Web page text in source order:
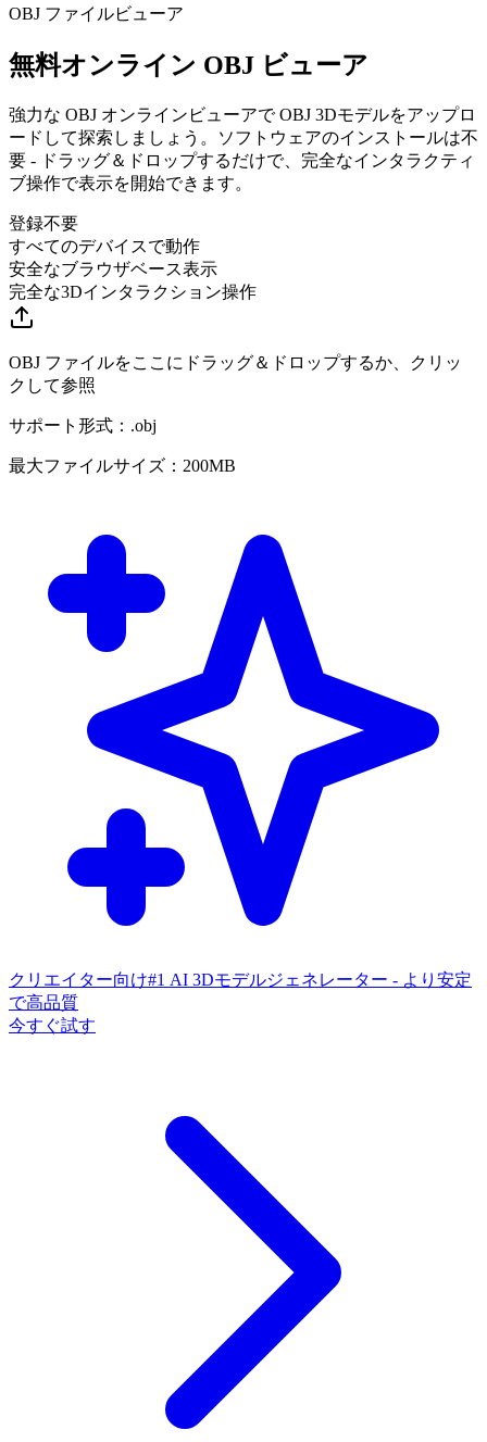
OBJ ファイルビューア
無料オンライン OBJ ビューア
強力な OBJ オンラインビューアで OBJ 3Dモデルをアップロ
ードして探索しましょう。ソフトウェアのインストールは不
要 - ドラッグ＆ドロップするだけで、完全なインタラクティ
ブ操作で表示を開始できます。
登録不要
すべてのデバイスで動作
安全なブラウザベース表示
完全な3Dインタラクション操作
OBJ ファイルをここにドラッグ＆ドロップするか、クリッ
クして参照
サポート形式： .obj
最大ファイルサイズ：200MB
クリエイター向け#1 AI 3Dモデルジェネレーター - より安定
で高品質
今すぐ試す